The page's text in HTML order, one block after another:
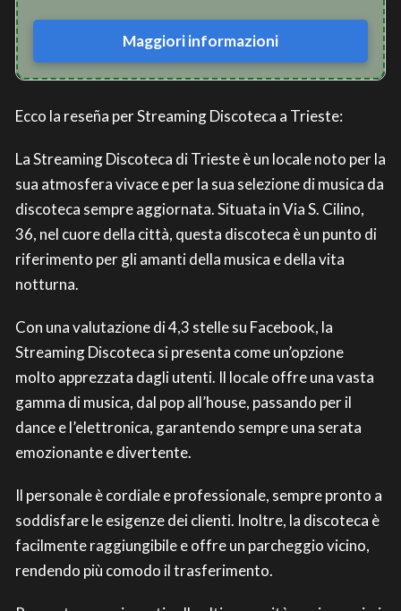
Maggiori informazioni
Ecco la reseña per Streaming Discoteca a Trieste:
La Streaming Discoteca di Trieste è un locale noto per la
sua atmosfera vivace e per la sua selezione di musica da
discoteca sempre aggiornata. Situata in Via S. Cilino,
36, nel cuore della città, questa discoteca è un punto di
riferimento per gli amanti della musica e della vita
notturna.
Con una valutazione di 4,3 stelle su Facebook, la
Streaming Discoteca si presenta come un’opzione
molto apprezzata dagli utenti. Il locale offre una vasta
gamma di musica, dal pop all’house, passando per il
dance e l’elettronica, garantendo sempre una serata
emozionante e divertente.
Il personale è cordiale e professionale, sempre pronto a
soddisfare le esigenze dei clienti. Inoltre, la discoteca è
facilmente raggiungibile e offre un parcheggio vicino,
rendendo più comodo il trasferimento.